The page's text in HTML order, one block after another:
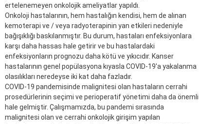
ertelenemeyen onkolojik ameliyatlar yapıldı.
Onkoloji hastalarının, hem hastalığın kendisi, hem de alınan
kemoterapi ve / veya radyoterapinin yan etkileri nedeniyle
bağışıklığı baskılanmıştır. Bu durum, hastaları enfeksiyonlara
karşı daha hassas hale getirir ve bu hastalardaki
enfeksiyonların prognozu daha kötü ve yıkıcıdır. Kanser
hastalarının genel popülasyona kıyasla COVID-19'a yakalanma
olasılıkları neredeyse iki kat daha fazladır.
COVID-19 pandemisinde malignitesi olan hastaların cerrahi
prosedürlerinin seçimi ve perioperatif yönetimi daha da önemli
hale gelmiştir. Çalışmamızda, bu pandemi sırasında
malignitesi olan ve cerrahi onkolojik girişim yapılan